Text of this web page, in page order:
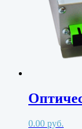
0.00 руб.